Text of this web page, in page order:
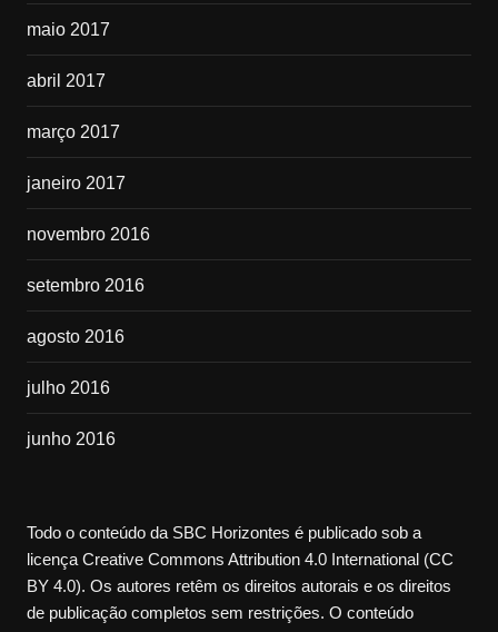
maio 2017
abril 2017
março 2017
janeiro 2017
novembro 2016
setembro 2016
agosto 2016
julho 2016
junho 2016
Todo o conteúdo da SBC Horizontes é publicado sob a
licença Creative Commons Attribution 4.0 International (CC
BY 4.0). Os autores retêm os direitos autorais e os direitos
de publicação completos sem restrições. O conteúdo